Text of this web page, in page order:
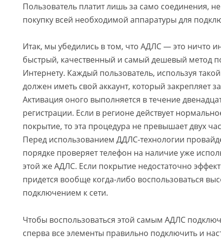
Пользователь платит лишь за само соединения,
покупку всей необходимой аппаратуры для
Итак, мы убедились в том, что АДЛС — это ничто
быстрый, качественный и самый дешевый метод
Интернету. Каждый пользователь, используя
должен иметь свой аккаунт, который закрепляет
Активация оного выполняется в течение
регистрации. Если в регионе действует
покрытие, то эта процедура не превышает двух
Перед использованием ДДЛС-технологии
порядке проверяет телефон на наличие уже
этой же АДЛС. Если покрытие недостаточно
придется вообще когда-либо воспользоваться
подключением к сети.
Чтобы воспользоваться этой самым АДЛС
сперва все элементы правильно подключить и